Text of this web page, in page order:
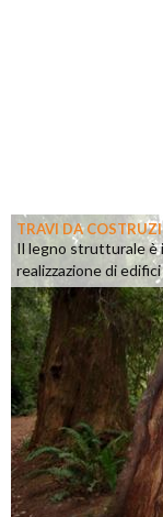
TRAVI DA
Il legno strutturale è
realizzazione di